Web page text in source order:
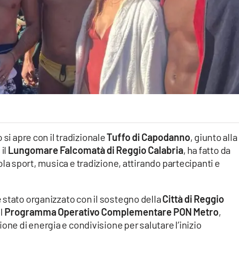
si apre con il tradizionaleTuffo di Capodanno, giunto alla
Lungomare Falcomatà di Reggio Calabria, ha fatto da
sport, musica e tradizione, attirando partecipanti e
stato organizzato con il sostegno dellaCittà di Reggio
Programma Operativo Complementare PON Metro,
di energia e condivisione per salutare l’inizio